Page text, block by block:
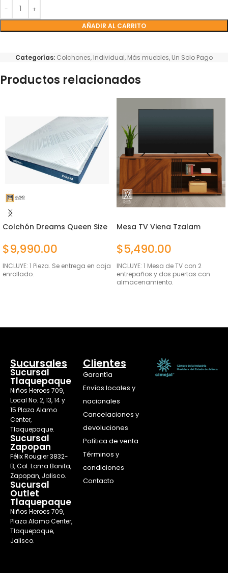
AÑADIR AL CARRITO
Categorías: Colchones, Individual, Más muebles, Un Solo Pago
Productos relacionados
Colchón Dreams Queen Size
$9,990.00
INCLUYE: 1 Pieza. Se entrega en caja
enrollado.
Mesa TV Viena Tzalam
$5,490.00
INCLUYE: 1 Mesa de TV con 2
entrepaños y dos puertas con
almacenamiento.
Sucursales
Sucursal
Tlaquepaque
Niños Heroes 709,
Local No. 2, 13, 14 y
15 Plaza Alamo
Center,
Tlaquepaque.
Sucursal
Zapopan
Félix Rougier 3832-
B, Col. Loma Bonita,
Zapopan, Jalisco.
Sucursal
Outlet
Tlaquepaque
Niños Heroes 709,
Plaza Alamo Center,
Tlaquepaque,
Jalisco.
Clientes
Garantía
Envíos locales y
nacionales
Cancelaciones y
devoluciones
Política de venta
Términos y
condiciones
Contacto